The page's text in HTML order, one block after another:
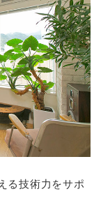
る技術力をサポ